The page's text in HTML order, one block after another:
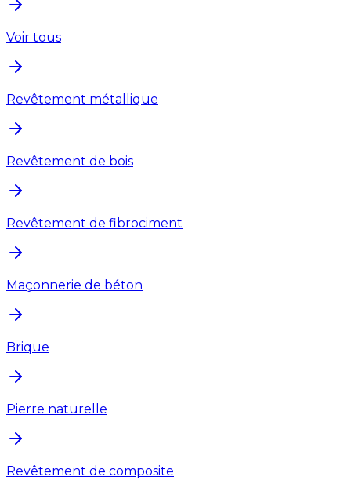
Voir tous
Revêtement métallique
Revêtement de bois
Revêtement de fibrociment
Maçonnerie de béton
Brique
Pierre naturelle
Revêtement de composite